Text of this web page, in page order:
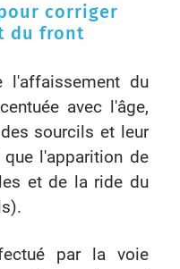
corriger
du front
l'affaissement du
avec l'âge,
sourcils et leur
l'apparition de
et de la ride du
par la voie